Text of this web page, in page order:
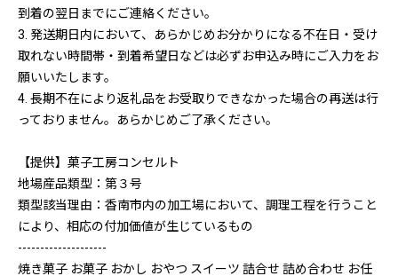
到着の翌日までにご連絡ください。
3. 発送期日内において、あらかじめお分かりになる不在日・受け
取れない時間帯・到着希望日などは必ずお申込み時にご入力をお
願いいたします。
4. 長期不在により返礼品をお受取りできなかった場合の再送は行
っておりません。あらかじめご了承ください。
【提供】菓子工房コンセルト
地場産品類型：第３号
類型該当理由：香南市内の加工場において、調理工程を行うこと
により、相応の付加価値が生じているもの
--------------------
焼き菓子 お菓子 おかし おやつ スイーツ 詰合せ 詰め合わせ お任